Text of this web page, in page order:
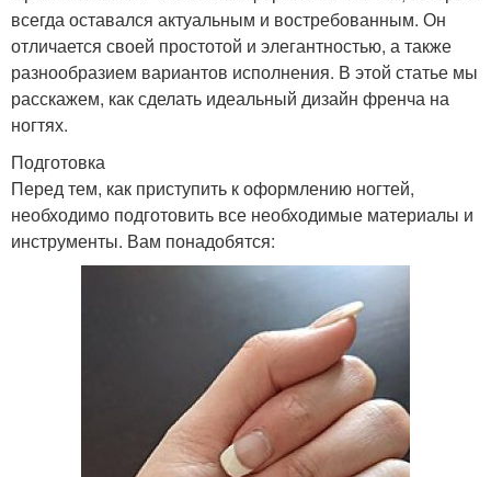
всегда оставался актуальным и востребованным. Он
отличается своей простотой и элегантностью, а также
разнообразием вариантов исполнения. В этой статье мы
расскажем, как сделать идеальный дизайн френча на
ногтях.
Подготовка
Перед тем, как приступить к оформлению ногтей,
необходимо подготовить все необходимые материалы и
инструменты. Вам понадобятся: